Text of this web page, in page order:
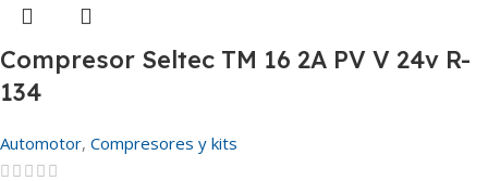
Compresor Seltec TM 16 2A PV V 24v R-
134
Automotor, Compresores y kits